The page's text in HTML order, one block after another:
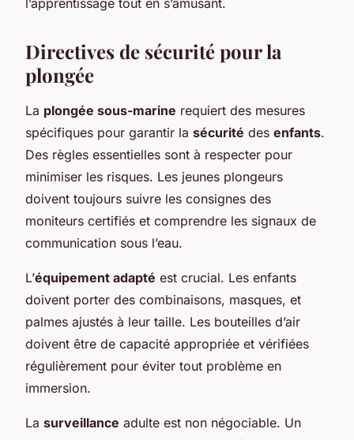
Directives de sécurité pour la
plongée
La plongée sous-marine requiert des mesures
spécifiques pour garantir la sécurité des enfants.
Des règles essentielles sont à respecter pour
minimiser les risques. Les jeunes plongeurs
doivent toujours suivre les consignes des
moniteurs certifiés et comprendre les signaux de
communication sous l’eau.
L’équipement adapté est crucial. Les enfants
doivent porter des combinaisons, masques, et
palmes ajustés à leur taille. Les bouteilles d’air
doivent être de capacité appropriée et vérifiées
régulièrement pour éviter tout problème en
immersion.
La surveillance adulte est non négociable. Un